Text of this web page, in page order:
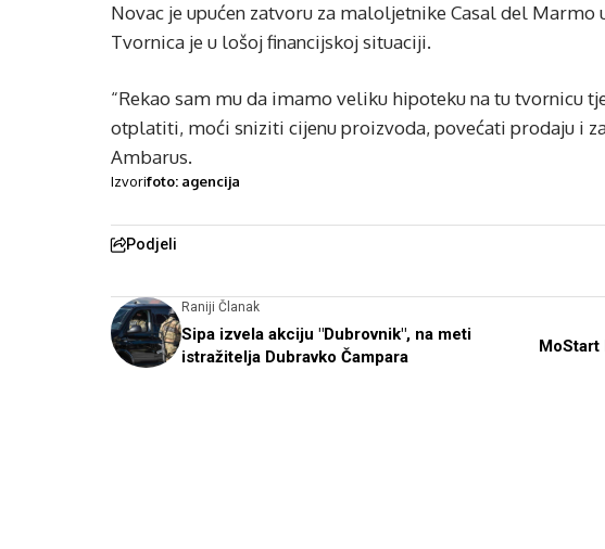
Novac je upućen zatvoru za maloljetnike Casal del Marmo
Tvornica je u lošoj financijskoj situaciji.
“Rekao sam mu da imamo veliku hipoteku na tu tvornicu
otplatiti, moći sniziti cijenu proizvoda, povećati prodaju i
Ambarus.
Izvorifoto: agencija
Podjeli
Raniji Članak
Sipa izvela akciju "Dubrovnik", na meti
istražitelja Dubravko Čampara
MoStart